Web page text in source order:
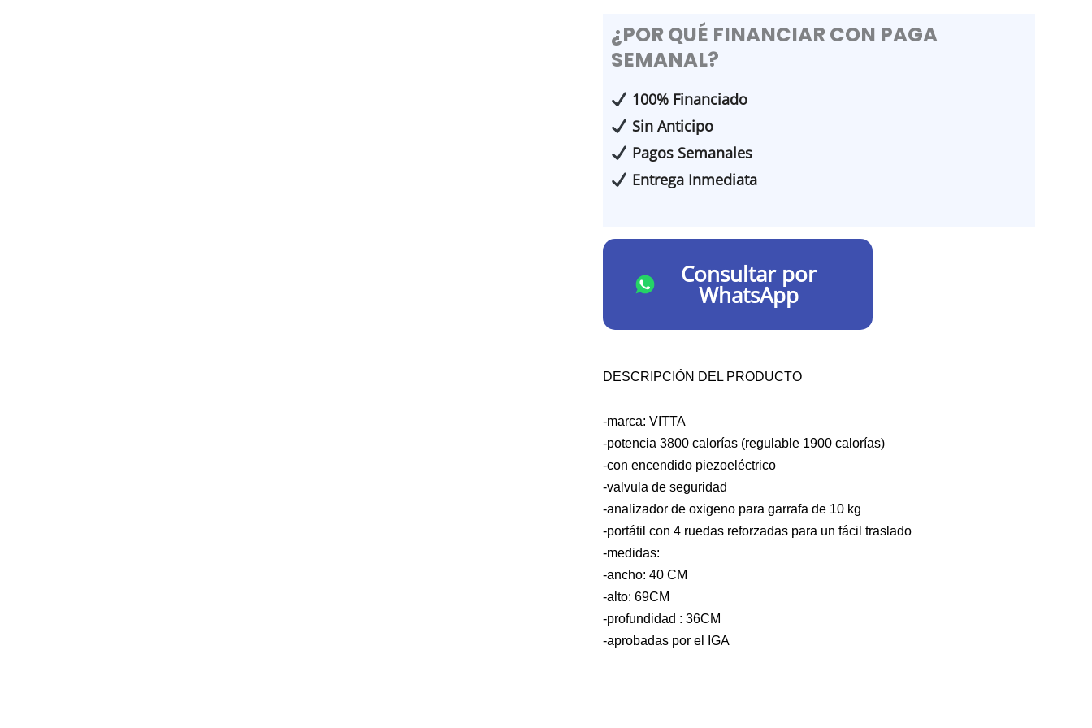
¿POR QUÉ FINANCIAR CON PAGA
SEMANAL?
100% Financiado
Sin Anticipo
Pagos Semanales
Entrega Inmediata
Consultar por
WhatsApp
DESCRIPCIÓN DEL PRODUCTO
-marca: VITTA
-potencia 3800 calorías (regulable 1900 calorías)
-con encendido piezoeléctrico
-valvula de seguridad
-analizador de oxigeno para garrafa de 10 kg
-portátil con 4 ruedas reforzadas para un fácil traslado
-medidas:
-ancho: 40 CM
-alto: 69CM
-profundidad : 36CM
-aprobadas por el IGA